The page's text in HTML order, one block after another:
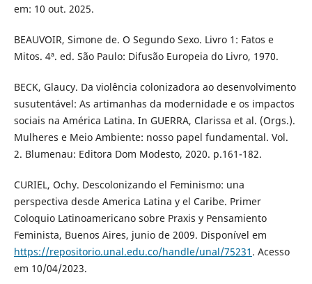
em: 10 out. 2025.
BEAUVOIR, Simone de. O Segundo Sexo. Livro 1: Fatos e
Mitos. 4ª. ed. São Paulo: Difusão Europeia do Livro, 1970.
BECK, Glaucy. Da violência colonizadora ao desenvolvimento
susutentável: As artimanhas da modernidade e os impactos
sociais na América Latina. In GUERRA, Clarissa et al. (Orgs.).
Mulheres e Meio Ambiente: nosso papel fundamental. Vol.
2. Blumenau: Editora Dom Modesto, 2020. p.161-182.
CURIEL, Ochy. Descolonizando el Feminismo: una
perspectiva desde America Latina y el Caribe. Primer
Coloquio Latinoamericano sobre Praxis y Pensamiento
Feminista, Buenos Aires, junio de 2009. Disponível em
https://repositorio.unal.edu.co/handle/unal/75231 . Acesso
em 10/04/2023.